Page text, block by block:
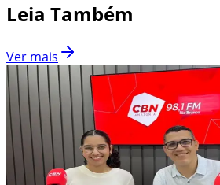
Leia Também
Ver mais